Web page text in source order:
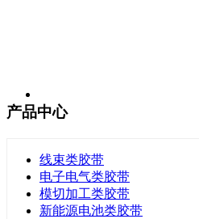
产品中心
线束类胶带
电子电气类胶带
模切加工类胶带
新能源电池类胶带